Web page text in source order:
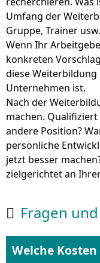
Umfang der
Gruppe, Trainer usw.
Wenn Ihr
konkreten
diese
Unternehmen ist.
Nach der
machen. Qualifiziert
andere Position?
persönliche
jetzt besser
zielgerichtet an
 Fragen
Welche